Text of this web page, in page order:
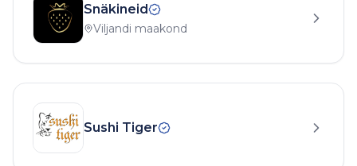
Snäkineid
Viljandi maakond
Sushi Tiger